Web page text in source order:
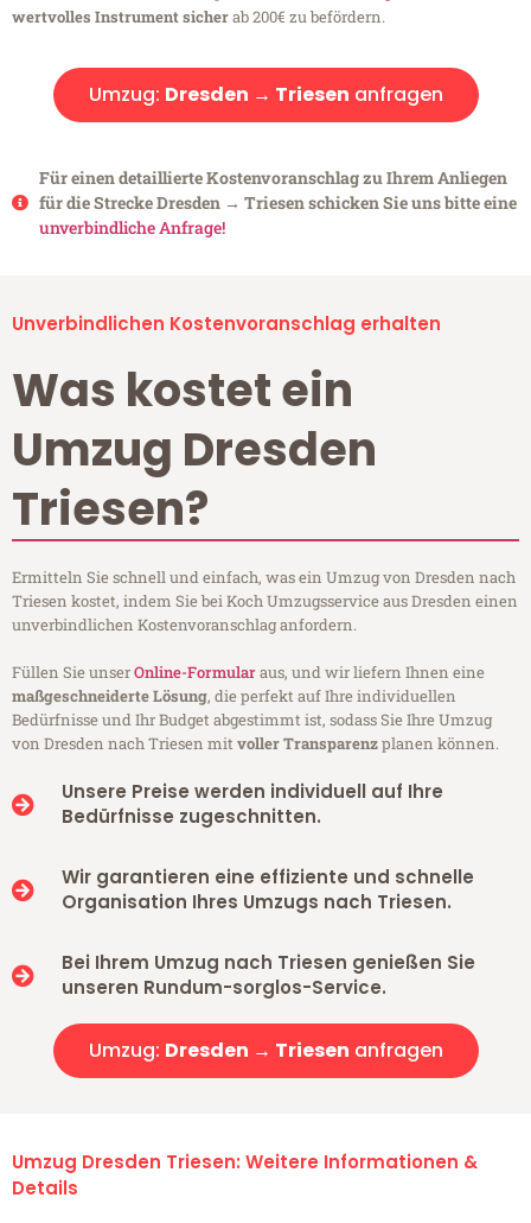
wertvolles Instrument sicherab 200€ zu befördern.
Umzug: Dresden → Triesen anfragen
Für einen detaillierte Kostenvoranschlag zu Ihrem Anliegen
für die Strecke Dresden → Triesen schicken Sie uns bitte eine
unverbindliche Anfrage!
Unverbindlichen Kostenvoranschlag erhalten
Was kostet ein
Umzug Dresden
Triesen?
Ermitteln Sie schnell und einfach, was ein Umzug von Dresden nach
Triesen kostet, indem Sie bei Koch Umzugsservice aus Dresden einen
unverbindlichen Kostenvoranschlag anfordern.
Füllen Sie unserOnline-Formularaus, und wir liefern Ihnen eine
maßgeschneiderte Lösung, die perfekt auf Ihre individuellen
Bedürfnisse und Ihr Budget abgestimmt ist, sodass Sie Ihre Umzug
von Dresden nach Triesen mitvoller Transparenzplanen können.
Unsere Preise werden individuell auf Ihre
Bedürfnisse zugeschnitten.
Wir garantieren eine effiziente und schnelle
Organisation Ihres Umzugs nach Triesen.
Bei Ihrem Umzug nach Triesen genießen Sie
unseren Rundum-sorglos-Service.
Umzug: Dresden → Triesen anfragen
Umzug Dresden Triesen: Weitere Informationen &
Details